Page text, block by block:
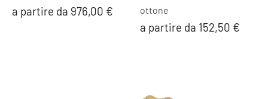
a partire da 976,00 €
ottone
a partire da 152,50 €